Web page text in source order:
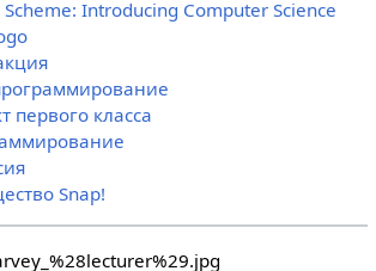
Introducing Computer Science
первого класса
Snap!